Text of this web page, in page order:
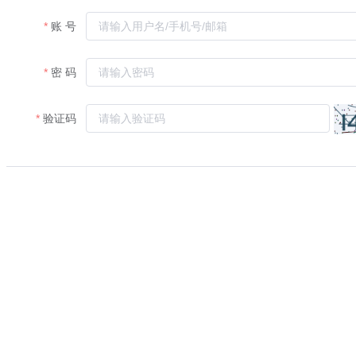
账 号
密 码
验证码